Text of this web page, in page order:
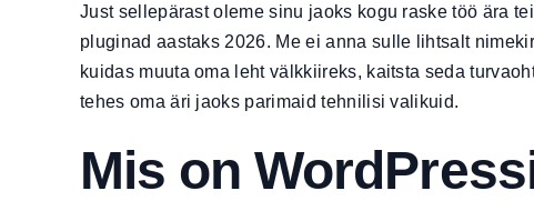
Just sellepärast oleme sinu jaoks kogu raske töö ära
pluginad aastaks 2026. Me ei anna sulle lihtsalt
kuidas muuta oma leht välkkiireks, kaitsta seda
tehes oma äri jaoks parimaid tehnilisi valikuid.
Mis on